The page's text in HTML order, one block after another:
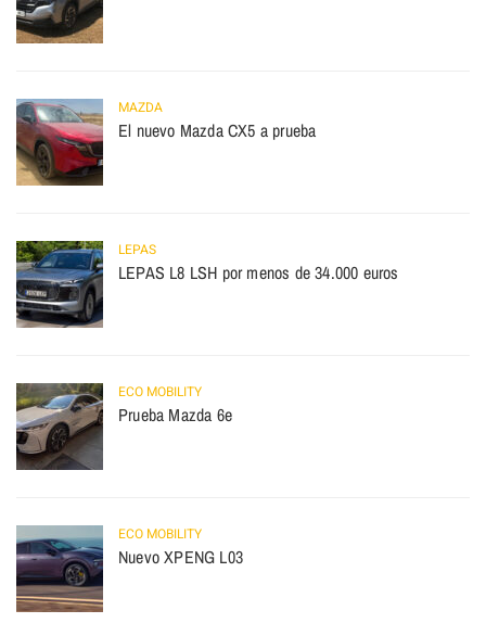
MAZDA
El nuevo Mazda CX5 a prueba
LEPAS
LEPAS L8 LSH por menos de 34.000 euros
ECO MOBILITY
Prueba Mazda 6e
ECO MOBILITY
Nuevo XPENG L03